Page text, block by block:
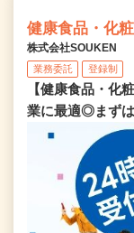
健康食品・化
株式会社SOUKEN
業務委託 登録制
【健康食品・化
業に最適◎まず